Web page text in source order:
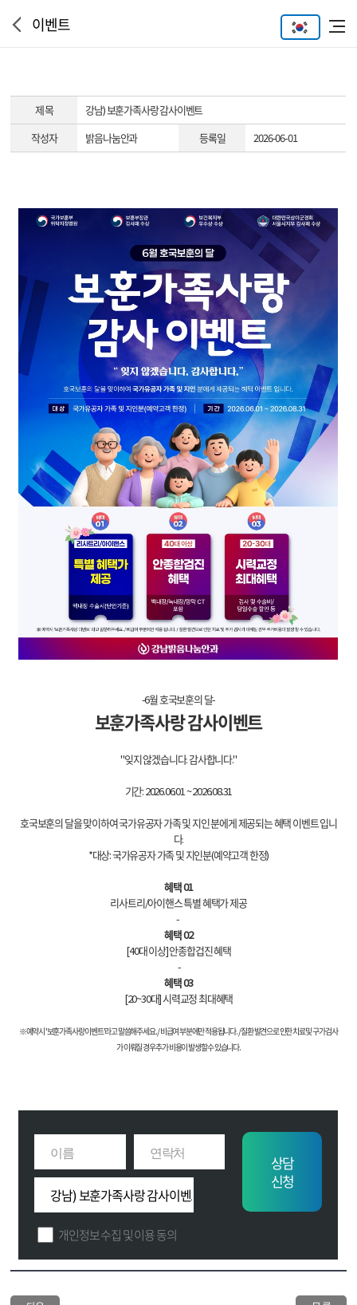
이벤트
제 목
강남) 보훈가족사랑 감사이벤트
작성자
밝음나눔안과 등록일 2026-06-01
-6월 호국보훈의 달-
보훈가족사랑 감사이벤트
"잊지 않겠습니다. 감사합니다."
기간: 2026.06.01 ~ 2026.08.31
호국보훈의 달을 맞이하여 국가유공자 가족 및 지인 분에게 제공되는 혜택 이벤트 입니
다.
*대상: 국가유공자 가족 및 지인분(예약고객 한정)
혜택 01
리사트리/아이핸스 특별 혜택가 제공
-
혜택 02
[40대 이상] 안종합겁진 혜택
-
혜택 03
[20~30대] 시력교정 최대혜택
※예약시 '보훈가족사랑 이벤트'라고 말씀해주세요. / 비급여 부분에만 적용됩니다. / 질환 발견으로 인한 치료 및 구가 검사
가 이뤄질 경우 추가 비용이 발생할 수 있습니다.
개인정보 수집 및 이용 동의
상담
신청